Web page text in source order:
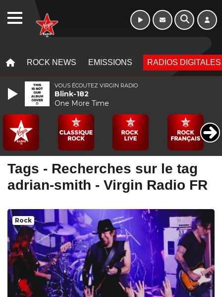
ROCK NEWS EMISSIONS RADIOS DIGITALES
Tags - Recherches sur le tag
adrian-smith - Virgin Radio FR
Rock
VOUS ÉCOUTEZ VIRGIN RADIO
Blink-182
One More Time
WEBRADIO